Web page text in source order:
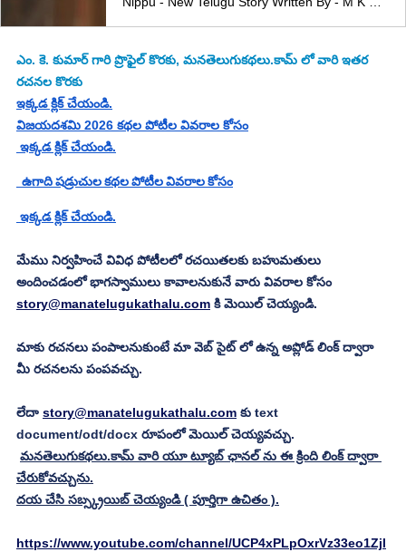
ఎం. కె. కుమార్ గారి ప్రొఫైల్ కొరకు, మనతెలుగుకథలు.కామ్ లో వారి ఇతర
రచనల కొరకు
ఇక్కడ క్లిక్ చేయండి.
విజయదశమి 2026 కథల పోటీల వివరాల కోసం
ఇక్కడ క్లిక్ చేయండి.
ఉగాది షడ్రుచుల కథల పోటీల వివరాల కోసం
ఇక్కడ క్లిక్ చేయండి.
మేము నిర్వహించే వివిధ పోటీలలో రచయితలకు బహుమతులు
అందించడంలో భాగస్వాములు కావాలనుకునే వారు వివరాల కోసం
story@manatelugukathalu.com కి మెయిల్ చెయ్యండి.
మాకు రచనలు పంపాలనుకుంటే మా వెబ్ సైట్ లో ఉన్న అప్లోడ్ లింక్ ద్వారా
మీ రచనలను పంపవచ్చు.
లేదా story@manatelugukathalu.com కు text
document/odt/docx రూపంలో మెయిల్ చెయ్యవచ్చు.
మనతెలుగుకథలు.కామ్ వారి యూ ట్యూబ్ ఛానల్ ను ఈ క్రింది లింక్ ద్వారా
చేరుకోవచ్చును.
దయ చేసి సబ్స్క్రయిబ్ చెయ్యండి ( పూర్తిగా ఉచితం ).
https://www.youtube.com/channel/UCP4xPLpOxrVz33eo1Zjl